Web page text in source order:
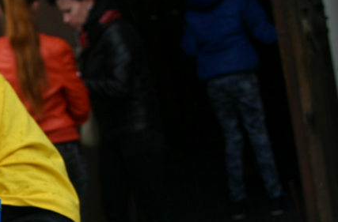
w 2010 roku.
Laureat konkursu
"Wolontariat w akcji
organizowanego przez
Kujawsko- Pomorską
Federację Organizacji
Pozarządowych